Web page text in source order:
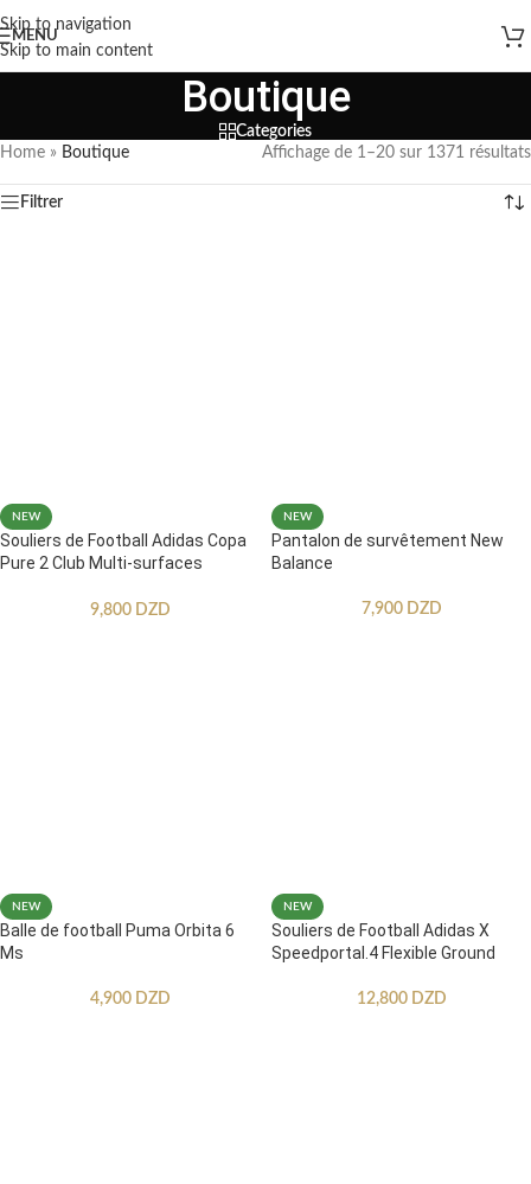
Skip to navigation
Skip to main content
MENU
Boutique
Categories
Home » Boutique Affichage de 1–20 sur 1371 résultats
Filtrer
NEW
Souliers de Football Adidas Copa
Pure 2 Club Multi-surfaces
9,800 DZD
NEW
Pantalon de survêtement New
Balance
7,900 DZD
NEW
Balle de football Puma Orbita 6
Ms
4,900 DZD
NEW
Souliers de Football Adidas X
Speedportal.4 Flexible Ground
12,800 DZD